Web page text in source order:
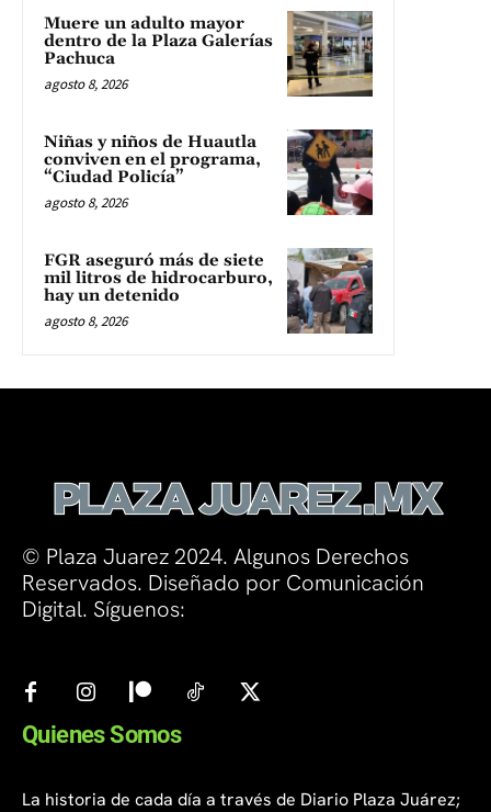
Muere un adulto mayor
dentro de la Plaza Galerías
Pachuca
agosto 8, 2026
Niñas y niños de Huautla
conviven en el programa,
“Ciudad Policía”
agosto 8, 2026
FGR aseguró más de siete
mil litros de hidrocarburo,
hay un detenido
agosto 8, 2026
© Plaza Juarez 2024. Algunos Derechos
Reservados. Diseñado por Comunicación
Digital. Síguenos:
Quienes Somos
La historia de cada día a través de Diario Plaza Juárez;